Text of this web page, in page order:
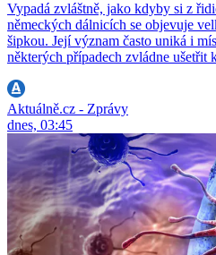
Vypadá zvláštně, jako kdyby si z
německých dálnicích se objevuje
šipkou. Její význam často uniká i
některých případech zvládne ušetřit
Aktuálně.cz - Zprávy
dnes, 03:45